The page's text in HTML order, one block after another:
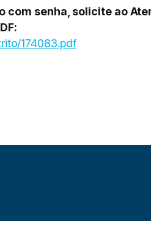
com senha, solicite ao
174083.pdf